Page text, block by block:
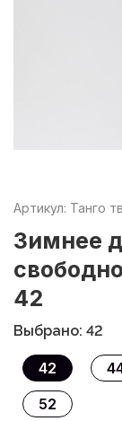
Артикул: Танго
Зимнее
42
Выбрано: 42
42
52